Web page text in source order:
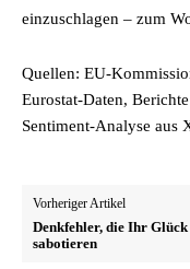
einzuschlagen – zum
Quellen: EU-
Eurostat-Daten,
Sentiment-Analyse aus
Vorheriger Artikel
Denkfehler, die Ihr Glück
sabotieren